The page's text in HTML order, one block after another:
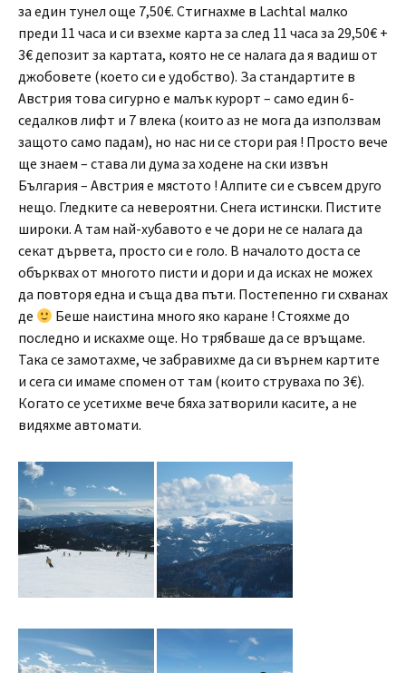
за един тунел още 7,50€. Стигнахме в Lachtal малко
преди 11 часа и си взехме карта за след 11 часа за 29,50€ +
3€ депозит за картата, която не се налага да я вадиш от
джобовете (което си е удобство). За стандартите в
Австрия това сигурно е малък курорт – само един 6-
седалков лифт и 7 влека (които аз не мога да използвам
защото само падам), но нас ни се стори рая ! Просто вече
ще знаем – става ли дума за ходене на ски извън
България – Австрия е мястото ! Алпите си е съвсем друго
нещо. Гледките са невероятни. Снега истински. Пистите
широки. А там най-хубавото е че дори не се налага да
секат дървета, просто си е голо. В началото доста се
обърквах от многото писти и дори и да исках не можех
да повторя една и съща два пъти. Постепенно ги схванах
де
Беше наистина много яко каране ! Стояхме до
последно и искахме още. Но трябваше да се връщаме.
Така се замотахме, че забравихме да си върнем картите
и сега си имаме спомен от там (които струваха по 3€).
Когато се усетихме вече бяха затворили касите, а не
видяхме автомати.